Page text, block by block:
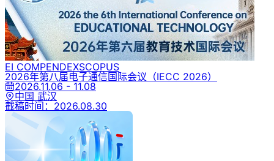
EI COMPENDEXSCOPUS
2026年第八届电子通信国际会议 （IECC 2026）
2026.11.06 - 11.08
中国 武汉
截稿时间： 2026.08.30